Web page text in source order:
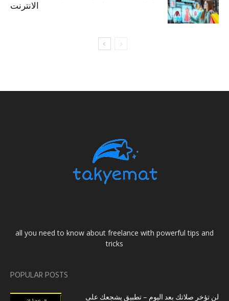
الانترنت
all you need to know about freelance with powerful tips and
tricks
POPULAR POSTS
لن تؤخر صلاتك بعد اليوم – تطبيق يشجعك على